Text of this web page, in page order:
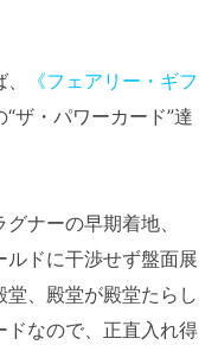
《フェアリー・ギフ
“ザ・パワーカード”達
ナーの早期着地、
ルドに干渉せず盤面展
、殿堂が殿堂たらし
ドなので、正直入れ得